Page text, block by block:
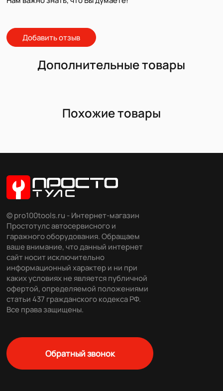
Добавить отзыв
Дополнительные товары
Похожие товары
© pro100tools.ru - Интернет-магазин
Простотулс автосервисного и
гаражного оборудования. Обращаем
ваше внимание, что данный интернет
сайт носит исключительно
информационный характер и ни при
каких условиях не является публичной
офертой, определяемой положениями
статьи 437 гражданского кодекса РФ.
Все права защищены.
Обратный звонок